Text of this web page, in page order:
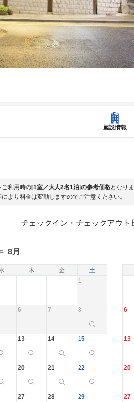
施設情報
ご利用時の[1室／大人2名1泊]の参考価格となりま
より料金は変動しますのでご注意ください。
チェックイン・チェックアウト
木 金 土
8月
1
6 7 8
13 14 15
20 21 22
27 28 29
6
13
20
27